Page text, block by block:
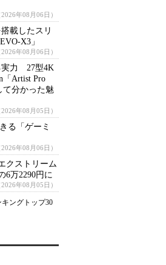
2026年08月06日）
載したスリ
X3」
2026年08月06日）
実力 27型4K
「Artist Pro
て分かった魅
2026年08月05日）
る「ゲーミ
2026年08月06日）
クストリーム
6万2290円に
2026年08月05日）
キングトップ30